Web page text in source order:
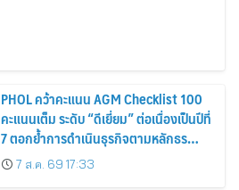
PHOL คว้าคะแนน AGM Checklist 100
คะแนนเต็ม ระดับ “ดีเยี่ยม” ต่อเนื่องเป็นปีที่
7 ตอกย้ำการดำเนินธุรกิจตามหลักธร
รมาภิบาล โปร่งใส สร้างความเชื่อมั่นผู้ถือ
หุ้น
7 ส.ค. 69 17:33